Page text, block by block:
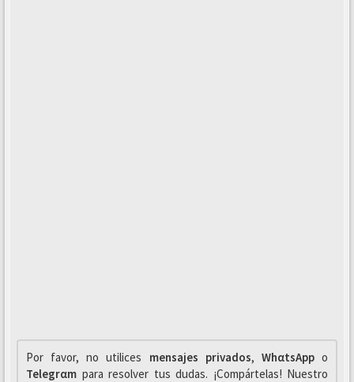
Por favor, no utilices mensajes privados, WhαtsAppo
Telegrαm para resolver tus dudas. ¡Compártelas! Nuestro